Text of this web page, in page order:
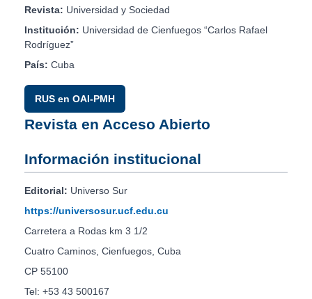
Revista: Universidad y Sociedad
Institución: Universidad de Cienfuegos “Carlos Rafael
Rodríguez”
País: Cuba
RUS en OAI-PMH
Revista en Acceso Abierto
Información institucional
Editorial: Universo Sur
https://universosur.ucf.edu.cu
Carretera a Rodas km 3 1/2
Cuatro Caminos, Cienfuegos, Cuba
CP 55100
Tel: +53 43 500167